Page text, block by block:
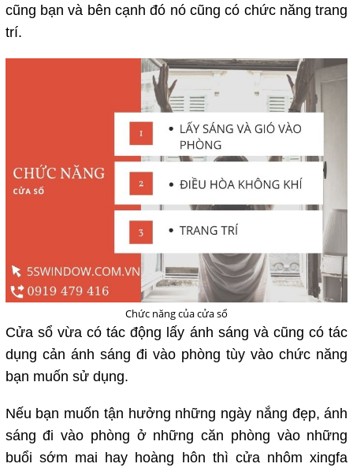
cũng bạn và bên cạnh đó nó cũng có chức năng trang
trí.
Chức năng của cửa sổ
Cửa sổ vừa có tác động lấy ánh sáng và cũng có tác
dụng cản ánh sáng đi vào phòng tùy vào chức năng
bạn muốn sử dụng.
Nếu bạn muốn tận hưởng những ngày nắng đẹp, ánh
sáng đi vào phòng ở những căn phòng vào những
buổi sớm mai hay hoàng hôn thì cửa nhôm xingfa